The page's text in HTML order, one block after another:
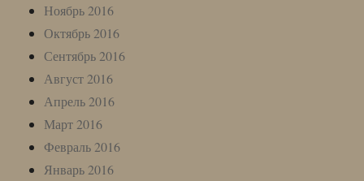
Ноябрь 2016
Октябрь 2016
Сентябрь 2016
Август 2016
Апрель 2016
Март 2016
Февраль 2016
Январь 2016